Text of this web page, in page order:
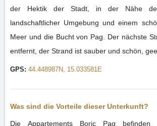
der Hektik der Stadt, in der Nähe
landschaftlicher Umgebung und einem
Meer und die Bucht von Pag. Der nächste
entfernt, der Strand ist sauber und schön,
GPS: 44.448987N, 15.033581E
Was sind die Vorteile dieser Unterkunft?
Die Appartements Boric Pag